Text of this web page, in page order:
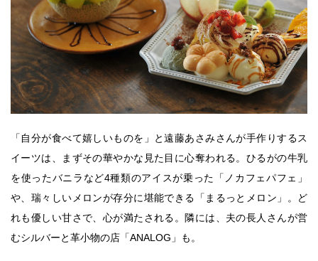
「自分が食べて嬉しいものを」と遠藤あさみさんが手作りするス
イーツは、まずその華やかな見た目に心奪われる。ひるがの牛乳
を使ったバニラなど4種類のアイスが乗った「ノカフェパフェ」
や、瑞々しいメロンが存分に堪能できる「まるっとメロン」。ど
れも優しい甘さで、心が満たされる。隣には、夫の長人さんが営
むシルバーと革小物の店「ANALOG」も。